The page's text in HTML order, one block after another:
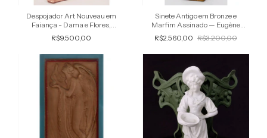
Despojador Art Nouveau em
Faiança - Dama e Flores,
Original Anos 1900
R$9.500,00
Sinete Antigo em Bronze e
Marfim Assinado — Eugène
Bernoud (1850–1921), França,
final do séc. XIX
R$2.560,00 R$3.200,00